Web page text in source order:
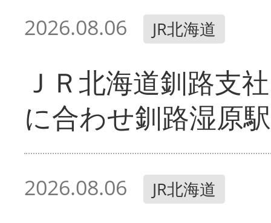
2026.08.06 JR北海道
ＪＲ北海道釧路支
に合わせ釧路湿原
2026.08.06 JR北海道